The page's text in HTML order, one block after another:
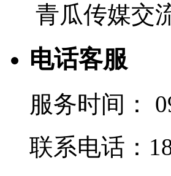
青瓜传媒交
电话客服
服务时间：
联系电话：